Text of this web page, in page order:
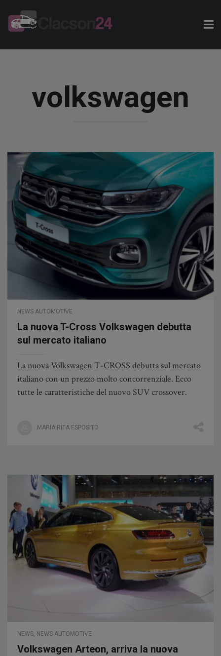
volkswagen
NEWS AUTOMOTIVE
La nuova T-Cross Volkswagen debutta
sul mercato italiano
La nuova Volkswagen T-CROSS debutta sul mercato
italiano con un prezzo molto concorrenziale. Ecco
tutte le caratteristiche del nuovo SUV crossover.
MARIA RITA ESPOSITO
NEWS, NEWS AUTOMOTIVE
Volkswagen Arteon, arriva la nuova